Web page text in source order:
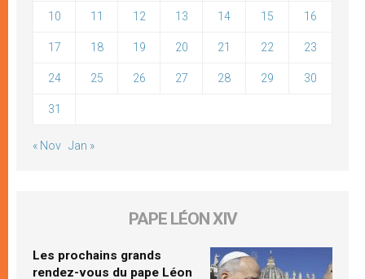
10 11 12 13 14 15 16
17 18 19 20 21 22 23
24 25 26 27 28 29 30
31
« Nov Jan »
PAPE LÉON XIV
Les prochains grands
rendez-vous du pape Léon